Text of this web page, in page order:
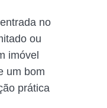
no
ou
imóvel
um bom
prática